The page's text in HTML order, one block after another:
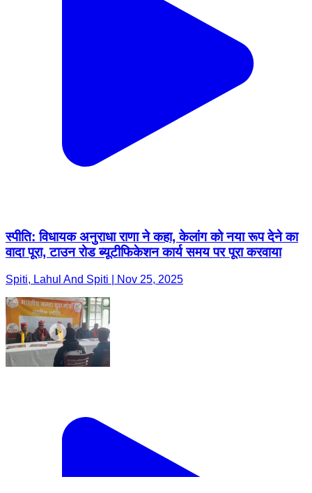
स्पीति: विधायक अनुराधा राणा ने कहा, केलांग को नया रूप देने का
वादा पूरा, टाउन रोड ब्यूटीफिकेशन कार्य समय पर पूरा करवाया
Spiti, Lahul And Spiti | Nov 25, 2025